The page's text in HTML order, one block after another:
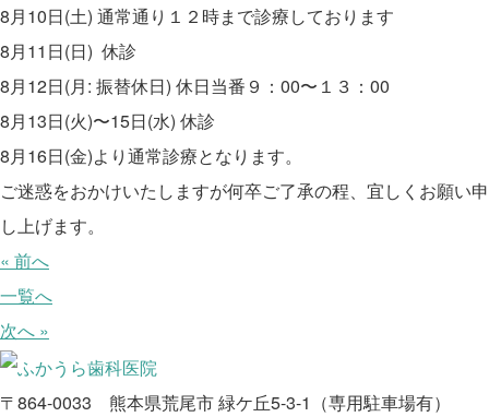
8月10日(土) 通常通り１２時まで診療しております
8月11日(日) 休診
8月12日(月: 振替休日) 休日当番９：00〜１３：00
8月13日(火)〜15日(水) 休診
8月16日(金)より通常診療となります。
ご迷惑をおかけいたしますが何卒ご了承の程、宜しくお願い申
し上げます。
« 前へ
一覧へ
次へ »
〒864-0033 熊本県荒尾市 緑ケ丘5-3-1（専用駐車場有）